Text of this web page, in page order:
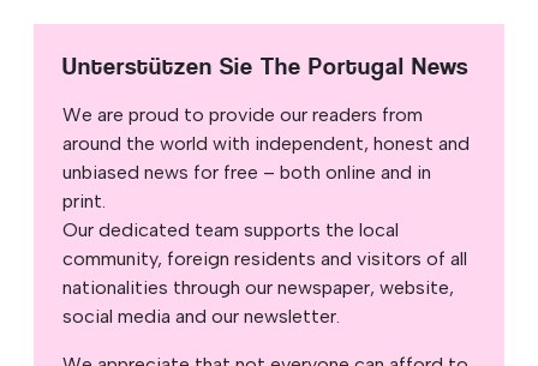
Unterstützen Sie The Portugal News
We are proud to provide our readers from
around the world with independent, honest and
unbiased news for free – both online and in
print.
Our dedicated team supports the local
community, foreign residents and visitors of all
nationalities through our newspaper, website,
social media and our newsletter.